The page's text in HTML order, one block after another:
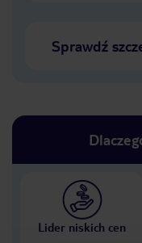
Sprawdź
Lider niskich cen